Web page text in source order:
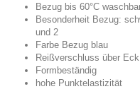
Bezug bis 60°C
Besonderheit Bezug:
und 2
Farbe Bezug blau
Reißverschluss über Eck
Formbeständig
hohe Punktelastizität